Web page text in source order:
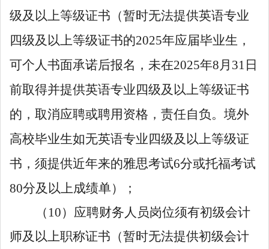
级及以上等级证书（暂时无法提供英语专业
四级及以上等级证书的2025年应届毕业生，
可个人书面承诺后报名，未在2025年8月31日
前取得并提供英语专业四级及以上等级证书
的，取消应聘或聘用资格，责任自负。境外
高校毕业生如无英语专业四级及以上等级证
书，须提供近年来的雅思考试6分或托福考试
80分及以上成绩单）；
（ 10） 应聘财务人员岗位须有初级会计
师及以上职称证书 （暂时无法提供初级会计